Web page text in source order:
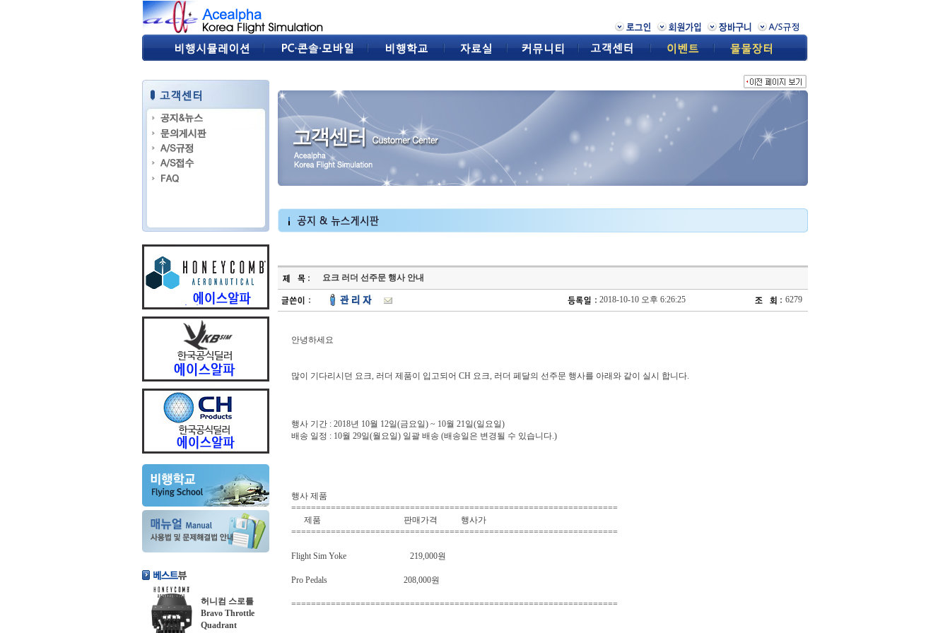
허니컴 스로틀
Bravo Throttle
Quadrant
요크 러더 선주문 행사 안내
2018-10-10 오후 6:26:25 6279
안녕하세요
많이 기다리시던 요크, 러더 제품이 입고되어 CH 요크, 러더 페달의 선주문 행사를 아래와 같이 실시 합니다.
행사 기간 : 2018년 10월 12일(금요일) ~ 10월 21일(일요일)
배송 일정 : 10월 29일(월요일) 일괄 배송 (배송일은 변경될 수 있습니다.)
행사 제품
==================================================================
제품 판매가격 행사가
==================================================================
Flight Sim Yoke 219,000원
Pro Pedals 208,000원
==================================================================